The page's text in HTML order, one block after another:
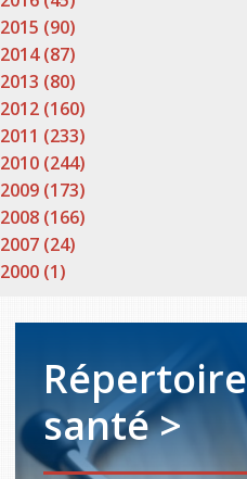
2015 (90)
2014 (87)
2013 (80)
2012 (160)
2011 (233)
2010 (244)
2009 (173)
2008 (166)
2007 (24)
2000 (1)
Répertoire
santé >